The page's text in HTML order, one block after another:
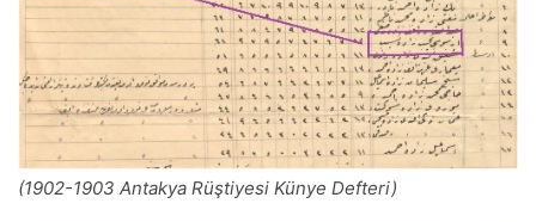
(1902-1903 Antakya Rüştiyesi Künye Defteri)